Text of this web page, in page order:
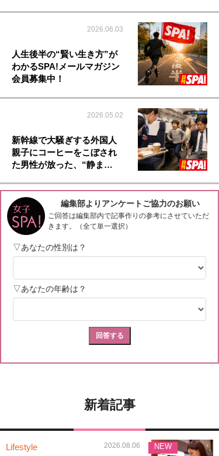
2026.06.03
人生後半の“賢い生き方”が
わかるSPA!メールマガジン
会員募集中！
2026.05.02
新幹線で大騒ぎする外国人
親子にコーヒーをこぼされ
た男性が放った、“静ま…
新着記事
Lifestyle 2026.08.06 NEW